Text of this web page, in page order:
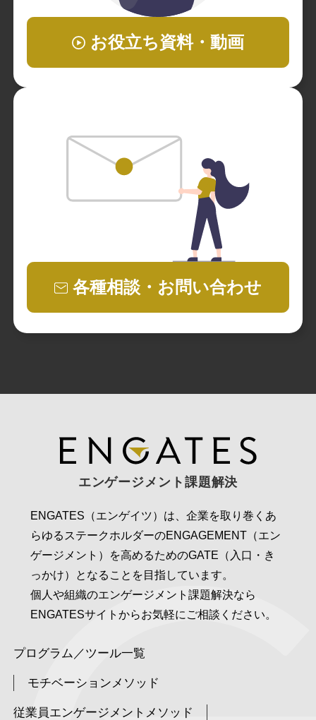
お役立ち資料・動画
各種相談・お問い合わせ
エンゲージメント課題解決
ENGATES（エンゲイツ）は、企業を取り巻くあ
らゆるステークホルダーのENGAGEMENT（エン
ゲージメント）を高めるためのGATE（入口・き
っかけ）となることを目指しています。
個人や組織のエンゲージメント課題解決なら
ENGATESサイトからお気軽にご相談ください。
プログラム／ツール一覧
モチベーションメソッド
従業員エンゲージメントメソッド